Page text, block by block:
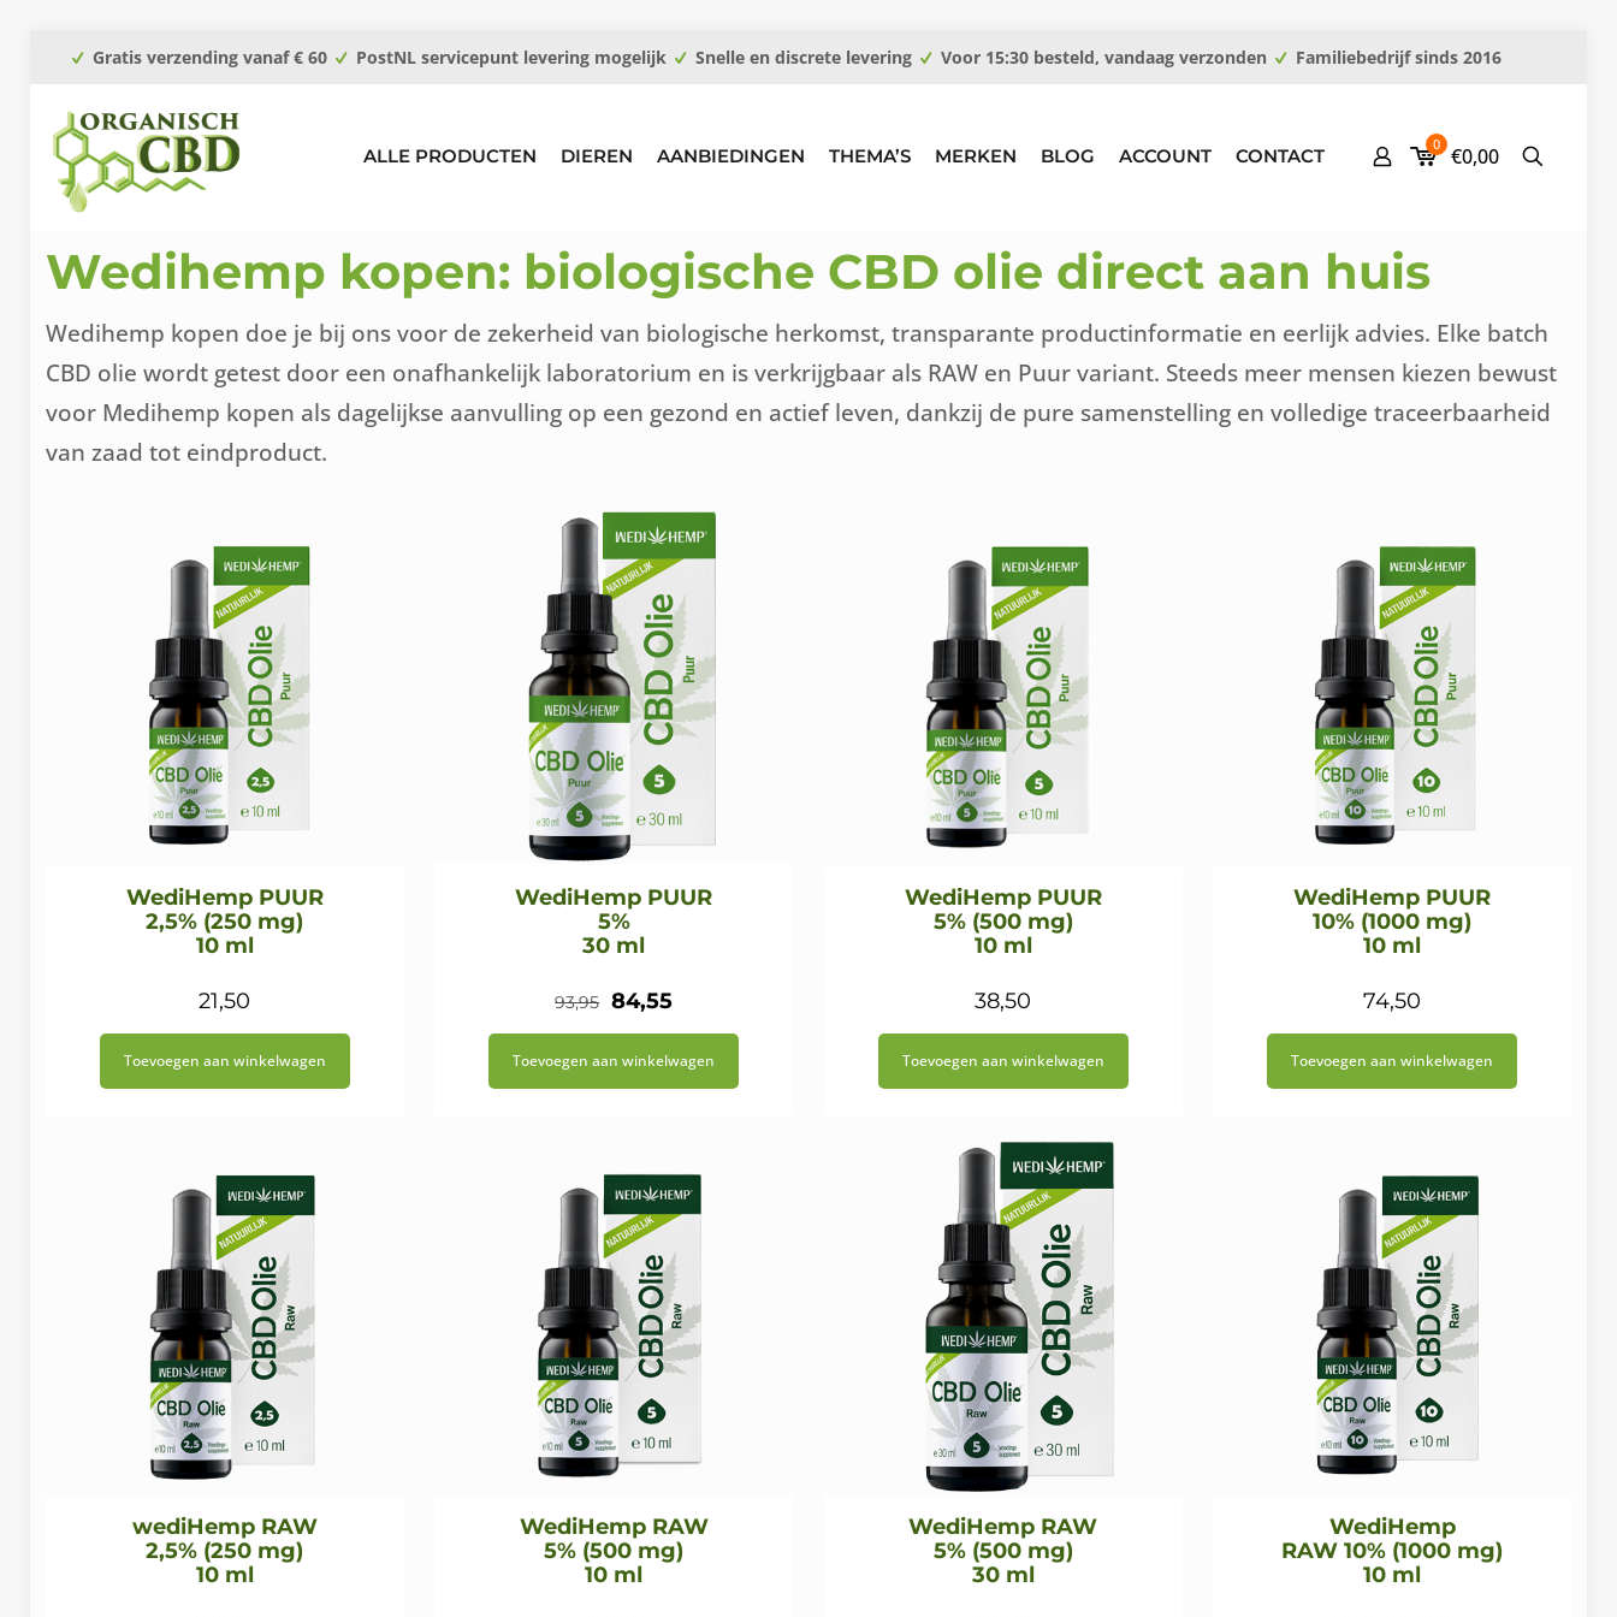
Gratis verzending vanaf € 60 PostNL servicepunt levering mogelijk Snelle en discrete levering Voor 15:30 besteld, vandaag verzonden Familiebedrijf sinds 2016
ALLE PRODUCTEN DIEREN AANBIEDINGEN THEMA’S MERKEN BLOG ACCOUNT CONTACT
0 €0,00
Wedihemp kopen: biologische CBD olie direct aan huis
Wedihemp kopen doe je bij ons voor de zekerheid van biologische herkomst, transparante productinformatie en eerlijk advies. Elke batch
CBD olie wordt getest door een onafhankelijk laboratorium en is verkrijgbaar als RAW en Puur variant. Steeds meer mensen kiezen bewust
voor Medihemp kopen als dagelijkse aanvulling op een gezond en actief leven, dankzij de pure samenstelling en volledige traceerbaarheid
van zaad tot eindproduct.
WediHemp PUUR
2,5% (250 mg)
10 ml
21,50
Toevoegen aan winkelwagen
WediHemp PUUR
5%
30 ml
93,95 Oorspronkelijke
prijs
84,55Huidige
prijs
is:
Toevoegen aan winkelwagen
WediHemp PUUR
5% (500 mg)
10 ml
38,50
Toevoegen aan winkelwagen
WediHemp PUUR
10% (1000 mg)
10 ml
74,50
Toevoegen aan winkelwagen
wediHemp RAW
2,5% (250 mg)
10 ml
WediHemp RAW
5% (500 mg)
10 ml
WediHemp RAW
5% (500 mg)
30 ml
WediHemp
RAW 10% (1000 mg)
10 ml